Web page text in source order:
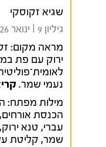
שגיא זקוסקי
גיליון 9 I ינואר 2026
מראה מקום:
ירוק עם פת
נעמי שמר.
מילות מפתח:
הכנסת אורחים,
עברי, טנא ירוק,
שמר, קליטת